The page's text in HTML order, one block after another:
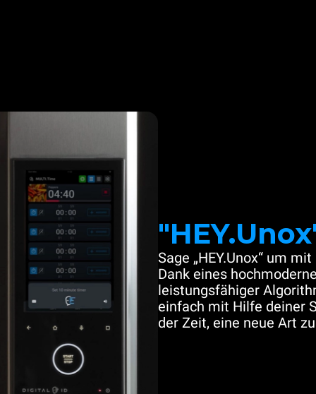
Sage „HEY.Unox“ um
Dank eines
leistungsfähiger
einfach mit Hilfe deiner
der Zeit, eine neue Art